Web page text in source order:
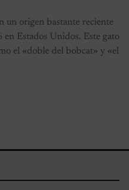
un origen bastante reciente
en Estados Unidos. Este gato
el «doble del bobcat» y «el